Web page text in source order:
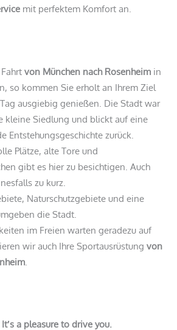
mit perfektem Komfort an.
von München nach Rosenheim in
so kommen Sie erholt an Ihrem Ziel
ausgiebig genießen. Die Stadt war
kleine Siedlung und blickt auf eine
Entstehungsgeschichte zurück.
Plätze, alte Tore und
gibt es hier zu besichtigen. Auch
zu kurz.
Naturschutzgebiete und eine
die Stadt.
im Freien warten geradezu auf
wir auch Ihre Sportausrüstung von
a pleasure to drive you.